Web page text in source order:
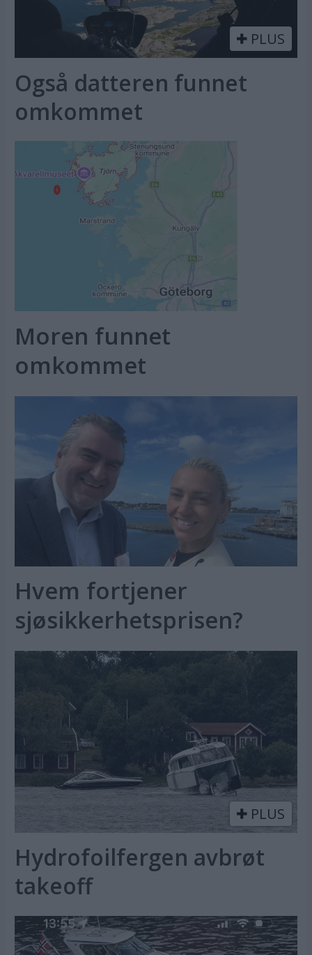
PLUS
Også datteren funnet
omkommet
Moren funnet
omkommet
Hvem fortjener
sjøsikkerhetsprisen?
PLUS
Hydrofoilfergen avbrøt
takeoff